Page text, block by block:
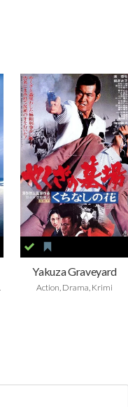
Yakuza Graveyard
Action, Drama, Krimi